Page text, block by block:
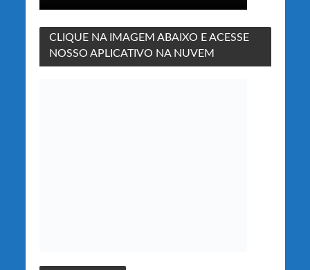
CLIQUE NA IMAGEM ABAIXO E ACESSE
NOSSO APLICATIVO NA NUVEM